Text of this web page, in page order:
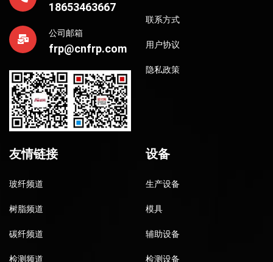
18653463667
公司邮箱
frp@cnfrp.com
联系方式
用户协议
隐私政策
友情链接
玻纤频道
树脂频道
碳纤频道
检测频道
设备
生产设备
模具
辅助设备
检测设备